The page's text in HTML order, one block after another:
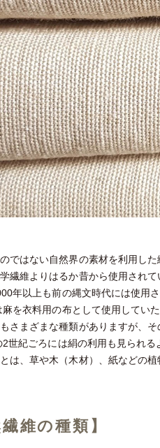
ではない自然界の素材を利用した
繊維よりはるか昔から使用されて
年以上も前の縄文時代には使用
を衣料用の布として使用していた
さまざまな種類がありますが、
世紀ごろには絹の利用も見られる
は、草や木（木材）、紙などの
繊維の種類】